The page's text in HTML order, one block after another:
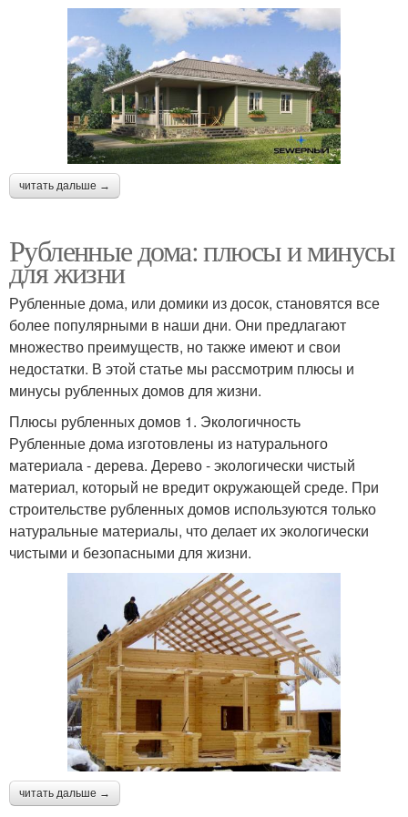
читать дальше →
Рубленные дома: плюсы и минусы
для жизни
Рубленные дома, или домики из досок, становятся все
более популярными в наши дни. Они предлагают
множество преимуществ, но также имеют и свои
недостатки. В этой статье мы рассмотрим плюсы и
минусы рубленных домов для жизни.
Плюсы рубленных домов 1. Экологичность
Рубленные дома изготовлены из натурального
материала - дерева. Дерево - экологически чистый
материал, который не вредит окружающей среде. При
строительстве рубленных домов используются только
натуральные материалы, что делает их экологически
чистыми и безопасными для жизни.
читать дальше →